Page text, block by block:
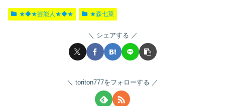
★◆★芸能人★◆★ ★森七菜
シェアする
toriton777をフォローする